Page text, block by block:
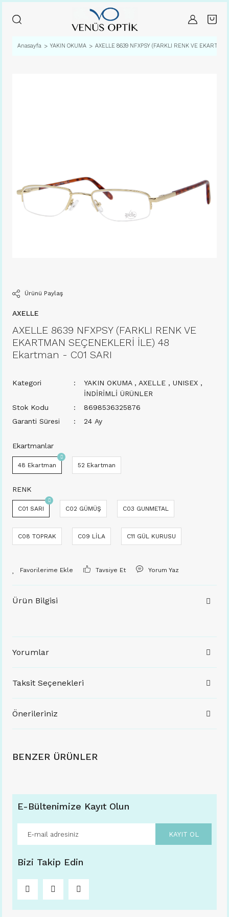
Anasayfa YAKIN OKUMA AXELLE 8639 NFXPSY (FARKLI RENK VE
Ürünü Paylaş
AXELLE
AXELLE 8639 NFXPSY (FARKLI RENK VE
EKARTMAN SEÇENEKLERİ İLE) 48
Ekartman - C01 SARI
Kategori YAKIN OKUMA , AXELLE , UNISEX ,
İNDİRİMLİ ÜRÜNLER
Stok Kodu
8698536325876
Garanti Süresi
24 Ay
Ekartmanlar
48 Ekartman 52 Ekartman
RENK
C01 SARI C02 GÜMÜŞ C03 GUNMETAL
C08 TOPRAK C09 LİLA C11 GÜL KURUSU
Tavsiye Et Yorum Yaz
Ürün Bilgisi
Yorumlar
Taksit Seçenekleri
Önerileriniz
BENZER ÜRÜNLER
E-Bültenimize Kayıt Olun
KAYIT OL
Bizi Takip Edin